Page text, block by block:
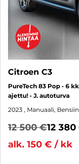
Citroen C3
PureTech 83 Pop - 6
ajettu! - J. autoturva
2023 , Manuaali,
12 500 €12
alk. 150 € / kk